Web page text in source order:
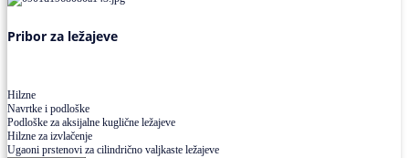
Pribor za ležajeve
Hilzne
Navrtke i podloške
Podloške za aksijalne kuglične ležajeve
Hilzne za izvlačenje
Ugaoni prstenovi za cilindrično valjkaste ležajeve